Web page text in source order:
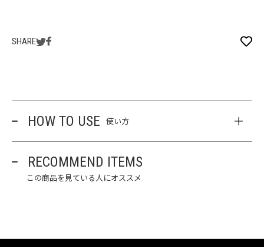
SHARE
HOW TO USE 使い方
RECOMMEND ITEMS
この商品を見ている人にオススメ